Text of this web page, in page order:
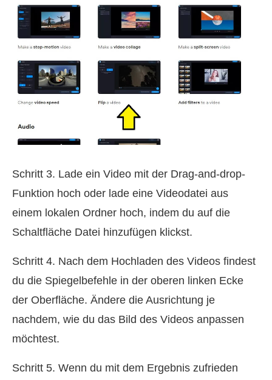
Schritt 3. Lade ein Video mit der Drag-and-drop-
Funktion hoch oder lade eine Videodatei aus
einem lokalen Ordner hoch, indem du auf die
Schaltfläche Datei hinzufügen klickst.
Schritt 4. Nach dem Hochladen des Videos findest
du die Spiegelbefehle in der oberen linken Ecke
der Oberfläche. Ändere die Ausrichtung je
nachdem, wie du das Bild des Videos anpassen
möchtest.
Schritt 5. Wenn du mit dem Ergebnis zufrieden